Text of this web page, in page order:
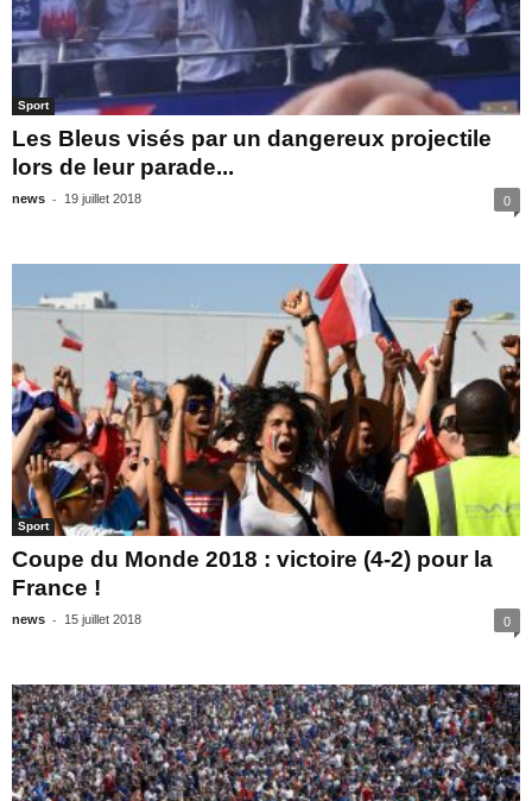
Sport
Les Bleus visés par un dangereux projectile
lors de leur parade...
news - 19 juillet 2018 0
Sport
Coupe du Monde 2018 : victoire (4-2) pour la
France !
news - 15 juillet 2018 0